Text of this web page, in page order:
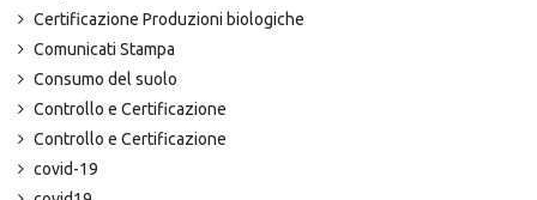
Certificazione Produzioni biologiche
Comunicati Stampa
Consumo del suolo
Controllo e Certificazione
Controllo e Certificazione
covid-19